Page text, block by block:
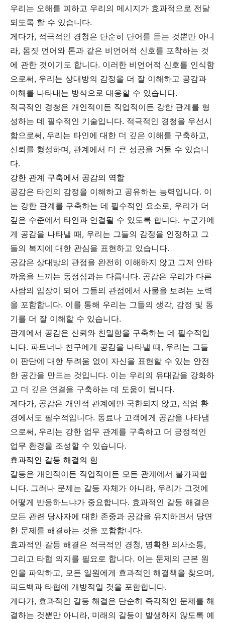
우리는 오해를 피하고 우리의 메시지가 효과적으로 전달
되도록 할 수 있습니다.
게다가, 적극적인 경청은 단순히 단어를 듣는 것뿐만 아니
라, 몸짓 언어와 톤과 같은 비언어적 신호를 포착하는 것
에 관한 것이기도 합니다. 이러한 비언어적 신호를 인식함
으로써, 우리는 상대방의 감정을 더 잘 이해하고 공감과
이해를 나타내는 방식으로 대응할 수 있습니다.
적극적인 경청은 개인적이든 직업적이든 강한 관계를 형
성하는 데 필수적인 기술입니다. 적극적인 경청을 우선시
함으로써, 우리는 타인에 대한 더 깊은 이해를 구축하고,
신뢰를 형성하며, 관계에서 더 큰 성공을 거둘 수 있습니
다.
강한 관계 구축에서 공감의 역할
공감은 타인의 감정을 이해하고 공유하는 능력입니다. 이
는 강한 관계를 구축하는 데 필수적인 요소로, 우리가 더
깊은 수준에서 타인과 연결될 수 있도록 합니다. 누군가에
게 공감을 나타낼 때, 우리는 그들의 감정을 인정하고 그
들의 복지에 대한 관심을 표현하고 있습니다.
공감은 상대방의 관점을 완전히 이해하지 않고 그저 안타
까움을 느끼는 동정심과는 다릅니다. 공감은 우리가 다른
사람의 입장이 되어 그들의 관점에서 사물을 보려는 노력
을 포함합니다. 이를 통해 우리는 그들의 생각, 감정 및 동
기를 더 잘 이해할 수 있습니다.
관계에서 공감은 신뢰와 친밀함을 구축하는 데 필수적입
니다. 파트너나 친구에게 공감을 나타낼 때, 우리는 그들
이 판단에 대한 두려움 없이 자신을 표현할 수 있는 안전
한 공간을 만드는 것입니다. 이는 우리의 유대감을 강화하
고 더 깊은 연결을 구축하는 데 도움이 됩니다.
게다가, 공감은 개인적 관계에만 국한되지 않고, 직업 환
경에서도 필수적입니다. 동료나 고객에게 공감을 나타냄
으로써, 우리는 강한 업무 관계를 구축하고 더 긍정적인
업무 환경을 조성할 수 있습니다.
효과적인 갈등 해결의 힘
갈등은 개인적이든 직업적이든 모든 관계에서 불가피합
니다. 그러나 문제는 갈등 자체가 아니라, 우리가 그것에
어떻게 반응하느냐가 중요합니다. 효과적인 갈등 해결은
모든 관련 당사자에 대한 존중과 공감을 유지하면서 당면
한 문제를 해결하는 것을 포함합니다.
효과적인 갈등 해결은 적극적인 경청, 명확한 의사소통,
그리고 타협 의지를 필요로 합니다. 이는 문제의 근본 원
인을 파악하고, 모든 일원에게 효과적인 해결책을 찾으며,
피드백과 타협에 개방적일 것을 포함합니다.
게다가, 효과적인 갈등 해결은 단순히 즉각적인 문제를 해
결하는 것뿐만 아니라, 미래의 갈등이 발생하지 않도록 예